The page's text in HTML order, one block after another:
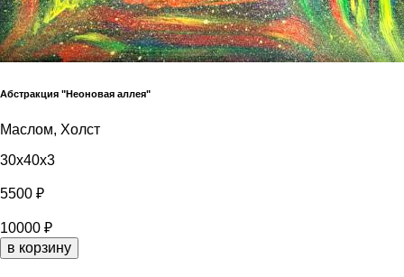
Абстракция "Неоновая аллея"
Маслом, Холст
30x40x3
5500 ₽
10000 ₽
в корзину